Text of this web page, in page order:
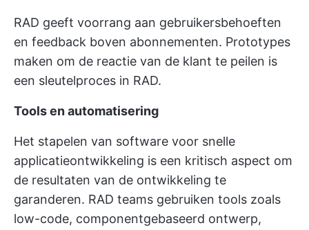
RAD geeft voorrang aan gebruikersbehoeften
en feedback boven abonnementen. Prototypes
maken om de reactie van de klant te peilen is
een sleutelproces in RAD.
Tools en automatisering
Het stapelen van software voor snelle
applicatieontwikkeling is een kritisch aspect om
de resultaten van de ontwikkeling te
garanderen. RAD teams gebruiken tools zoals
low-code, componentgebaseerd ontwerp,